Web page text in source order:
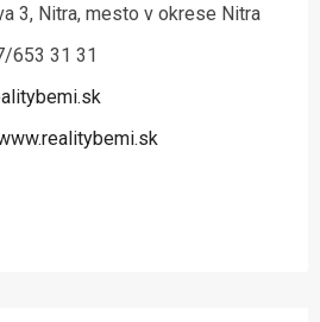
3, Nitra, mesto v okrese Nitra
653 31 31